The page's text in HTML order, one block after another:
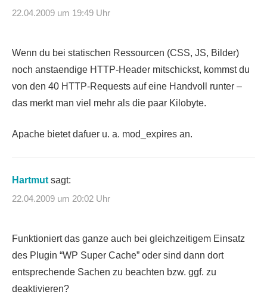
22.04.2009 um 19:49 Uhr
Wenn du bei statischen Ressourcen (CSS, JS, Bilder)
noch anstaendige HTTP-Header mitschickst, kommst du
von den 40 HTTP-Requests auf eine Handvoll runter –
das merkt man viel mehr als die paar Kilobyte.
Apache bietet dafuer u. a. mod_expires an.
Hartmut sagt:
22.04.2009 um 20:02 Uhr
Funktioniert das ganze auch bei gleichzeitigem Einsatz
des Plugin “WP Super Cache” oder sind dann dort
entsprechende Sachen zu beachten bzw. ggf. zu
deaktivieren?